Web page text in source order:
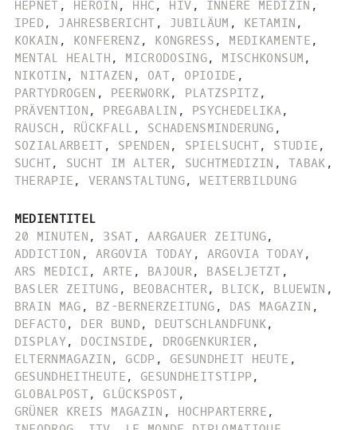
HEPNET , HEROIN , HHC , HIV , INNERE MEDIZIN ,
IPED , JAHRESBERICHT , JUBILÄUM , KETAMIN ,
KOKAIN , KONFERENZ , KONGRESS , MEDIKAMENTE ,
MENTAL HEALTH , MICRODOSING, MISCHKONSUM ,
NIKOTIN , NITAZEN , OAT, OPIOIDE ,
PARTYDROGEN , PEERWORK, PLATZSPITZ ,
PRÄVENTION , PREGABALIN , PSYCHEDELIKA,
RAUSCH , RÜCKFALL , SCHADENSMINDERUNG ,
SOZIALARBEIT , SPENDEN , SPIELSUCHT, STUDIE ,
SUCHT, SUCHT IM ALTER, SUCHTMEDIZIN , TABAK ,
THERAPIE , VERANSTALTUNG, WEITERBILDUNG
MEDIENTITEL
20 MINUTEN , 3SAT , AARGAUER ZEITUNG,
ADDICTION , ARGOVIA TODAY , ARGOVIA TODAY,
ARS MEDICI , ARTE , BAJOUR, BASELJETZT ,
BASLER ZEITUNG , BEOBACHTER, BLICK, BLUEWIN ,
BRAIN MAG , BZ-BERNERZEITUNG , DAS MAGAZIN ,
DEFACTO , DER BUND , DEUTSCHLANDFUNK,
DISPLAY, DOCINSIDE , DROGENKURIER ,
ELTERNMAGAZIN , GCDP , GESUNDHEIT HEUTE ,
GESUNDHEITHEUTE , GESUNDHEITSTIPP,
GLOBALPOST, GLÜCKSPOST ,
GRÜNER KREIS MAGAZIN , HOCHPARTERRE ,